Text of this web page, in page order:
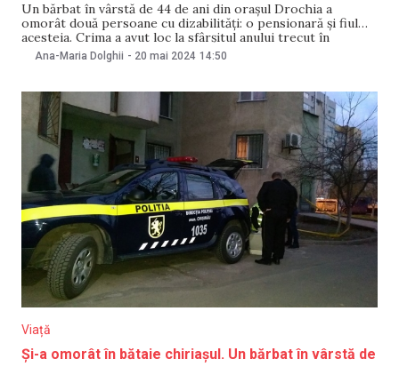
Un bărbat în vârstă de 44 de ani din orașul Drochia a
omorât două persoane cu dizabilități: o pensionară și fiul
acesteia. Crima a avut loc la sfârșitul anului trecut în
apartamentul victimelor, unde individul locuia în chirie. Pe
17 mai, acesta fost condamnat la 19 ani și 6 luni
Ana-Maria Dolghii - 20 mai 2024 14:50
Viață
Și-a omorât în bătaie chiriașul. Un bărbat în vârstă de